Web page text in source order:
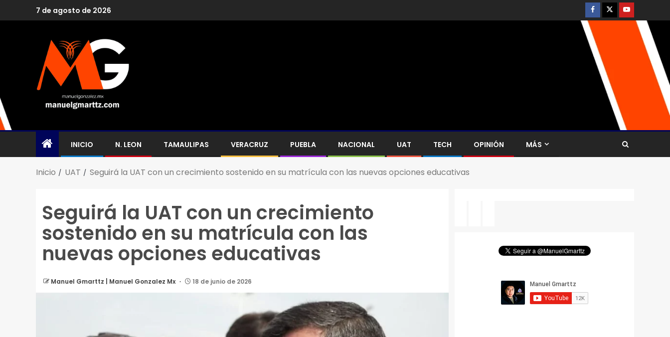
7 de agosto de 2026
INICIO N. LEON TAMAULIPAS VERACRUZ PUEBLA NACIONAL UAT TECH OPINIÓN MÁS
Inicio UAT Seguirá la UAT con un crecimiento sostenido en su matrícula con las nuevas opciones educativas
Seguirá la UAT con un crecimiento
sostenido en su matrícula con las
nuevas opciones educativas
Manuel Gmarttz | Manuel Gonzalez Mx 18 de junio de 2026